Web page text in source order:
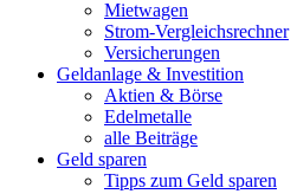
Mietwagen
Strom-Vergleichsrechner
Versicherungen
Geldanlage & Investition
Aktien & Börse
Edelmetalle
alle Beiträge
Geld sparen
Tipps zum Geld sparen